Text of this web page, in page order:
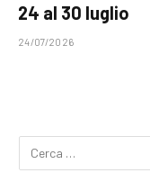
24 al 30 luglio
24/07/2026